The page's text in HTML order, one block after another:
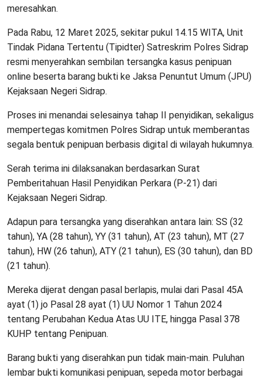
meresahkan.
Pada Rabu, 12 Maret 2025, sekitar pukul 14.15 WITA, Unit
Tindak Pidana Tertentu (Tipidter) Satreskrim Polres Sidrap
resmi menyerahkan sembilan tersangka kasus penipuan
online beserta barang bukti ke Jaksa Penuntut Umum (JPU)
Kejaksaan Negeri Sidrap.
Proses ini menandai selesainya tahap II penyidikan, sekaligus
mempertegas komitmen Polres Sidrap untuk memberantas
segala bentuk penipuan berbasis digital di wilayah hukumnya.
Serah terima ini dilaksanakan berdasarkan Surat
Pemberitahuan Hasil Penyidikan Perkara (P-21) dari
Kejaksaan Negeri Sidrap.
Adapun para tersangka yang diserahkan antara lain: SS (32
tahun), YA (28 tahun), YY (31 tahun), AT (23 tahun), MT (27
tahun), HW (26 tahun), ATY (21 tahun), ES (30 tahun), dan BD
(21 tahun).
Mereka dijerat dengan pasal berlapis, mulai dari Pasal 45A
ayat (1) jo Pasal 28 ayat (1) UU Nomor 1 Tahun 2024
tentang Perubahan Kedua Atas UU ITE, hingga Pasal 378
KUHP tentang Penipuan.
Barang bukti yang diserahkan pun tidak main-main. Puluhan
lembar bukti komunikasi penipuan, sepeda motor berbagai